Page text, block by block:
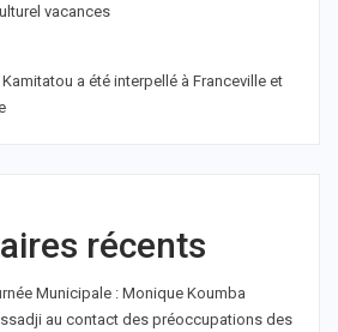
vacances
Kamitatou a été interpellé à Franceville et
récents
Municipale : Monique Koumba
au contact des préoccupations des